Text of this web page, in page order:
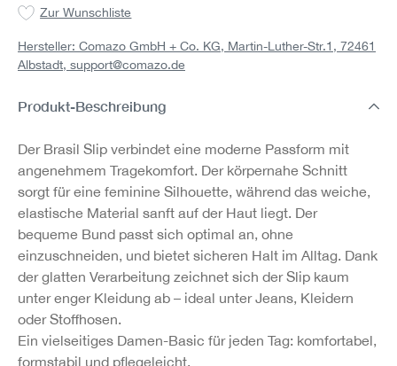
Zur Wunschliste
Hersteller: Comazo GmbH + Co. KG, Martin-Luther-Str.1, 72461
Albstadt, support@comazo.de
Produkt-Beschreibung
Der Brasil Slip verbindet eine moderne Passform mit
angenehmem Tragekomfort. Der körpernahe Schnitt
sorgt für eine feminine Silhouette, während das weiche,
elastische Material sanft auf der Haut liegt. Der
bequeme Bund passt sich optimal an, ohne
einzuschneiden, und bietet sicheren Halt im Alltag. Dank
der glatten Verarbeitung zeichnet sich der Slip kaum
unter enger Kleidung ab – ideal unter Jeans, Kleidern
oder Stoffhosen.
Ein vielseitiges Damen-Basic für jeden Tag: komfortabel,
formstabil und pflegeleicht.